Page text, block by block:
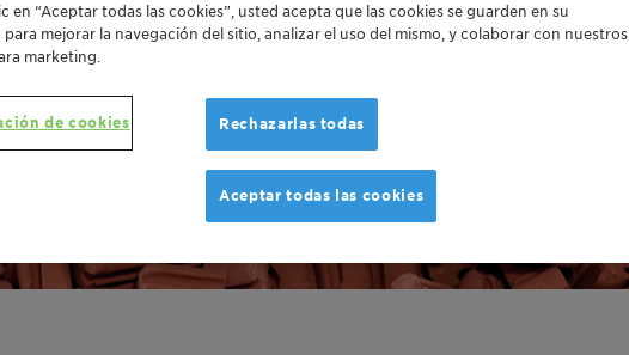
en “Aceptar todas las cookies”, usted acepta que las cookies se guarden en su
mejorar la navegación del sitio, analizar el uso del mismo, y colaborar con nuestros
marketing.
de cookies Rechazarlas todas
Aceptar todas las cookies